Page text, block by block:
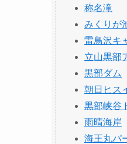
称名滝
みくりが
雷鳥沢キ
立山黒部
黒部ダム
朝日ヒス
黒部峡谷
雨晴海岸
海王丸パ